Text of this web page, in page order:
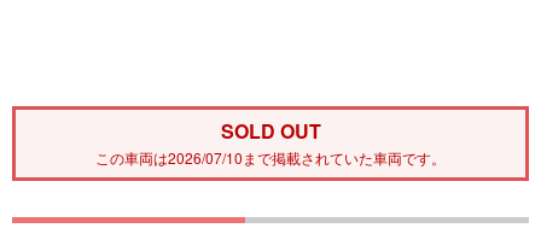
SOLD OUT
この車両は2026/07/10まで掲載されていた車両です。